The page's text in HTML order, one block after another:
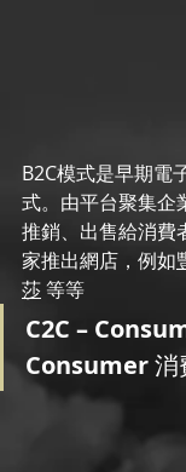
B2C模式是早期電
式。由平台聚集企
推銷、出售給消費
家推出網店，例如
莎 等等
C2C –
Consumer 消